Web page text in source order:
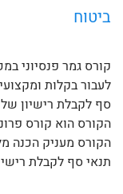
ביטוח
קורס גמר פנסיוני
לעבור בקלות
סף לקבלת רישיון של
הקורס הוא קורס
הקורס מעניק הכנה
תנאי סף לקבלת